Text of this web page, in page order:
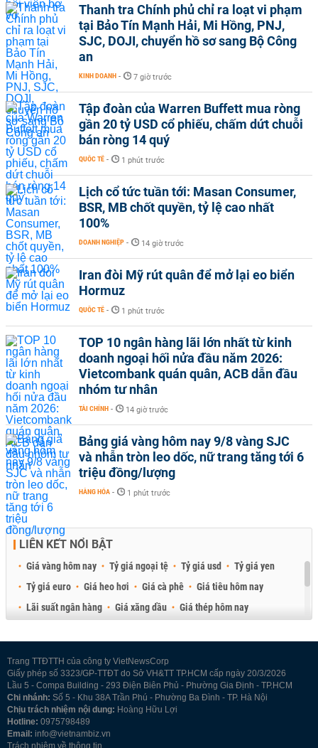
Thanh tra Chính phủ chỉ ra loạt vi phạm
tại Bảo Tín Mạnh Hải, Mi Hồng, PNJ,
SJC, DOJI, chuyển hồ sơ sang Bộ Công
an
KINH DOANH - 7 giờ trước
Tập đoàn của Warren Buffett mua ròng
gần 20 tỷ USD cổ phiếu, chấm dứt chuỗi
bán ròng 14 quý
QUỐC TẾ - 1 phút trước
Lịch cổ tức tuần tới: Masan Consumer,
BSR, MB chốt quyền, tỷ lệ cao nhất
100%
DOANH NGHIỆP - 14 giờ trước
Iran đòi Mỹ rút quân để mở lại eo biển
Hormuz
QUỐC TẾ - 1 phút trước
TOP 10 ngân hàng lãi lớn nhất từ kinh
doanh ngoại hối nửa đầu năm 2026:
Vietcombank quán quân, ACB dẫn đầu
nhóm tư nhân
TÀI CHÍNH - 14 giờ trước
Bảng giá vàng hôm nay 9/8 vàng SJC
và nhẫn tròn leo dốc, nữ trang tăng tới 6
triệu đồng/lượng
HÀNG HÓA - 1 phút trước
LIÊN KẾT NỔI BẬT
Giá vàng hôm nay Tỷ giá ngoại tệ Tỷ giá usd
Tỷ giá yen
Tỷ giá euro
Giá heo hơi Giá cà phê
Giá tiêu hôm nay
Lãi suất ngân hàng
Giá xăng dầu
Giá thép hôm nay
Trang TTĐTTH của công ty VietNewsCorp
Giấy phép số 3323/GP-TTĐT do Sở VH&TT TP.HCM cấp ngày 20/3/2026
Lầu 5 - Compa Building - 293 Điện Biên Phủ - Phường Gia Định - TP.HCM
Chi nhánh: Số 5 - Khu 38A Trần Phú - Phường Ba Đình - TP. Hà Nội
Chịu trách nhiệm nội dung: Hoàng Hữu Lợi
Hotline: 0975798489
Email: info@vietnambiz.vn
Trách nhiệm về thông tin